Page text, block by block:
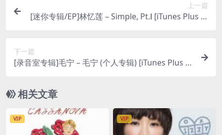
上一篇
[迷你专辑/EP]林忆莲 – Simple, Pt.Ⅰ [iTunes Plus M
下一篇
[录音室专辑]毛宁 – 毛宁 (个人专辑) [iTunes Plus M
相关文章
VIP VIP